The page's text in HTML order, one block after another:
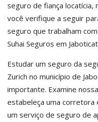
seguro de fiança locatícia,
você verifique a seguir
seguro que trabalham
Suhai Seguros em
Estudar um seguro da
Zurich no município de
importante. Examine
estabeleça uma corretora
um serviço de seguro de